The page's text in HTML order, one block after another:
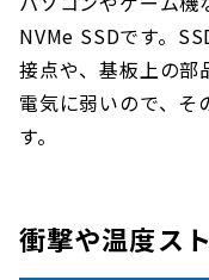
NVMe SSDです。
接点や、基板上の部
電気に弱いので、そ
す。
衝撃や温度ス